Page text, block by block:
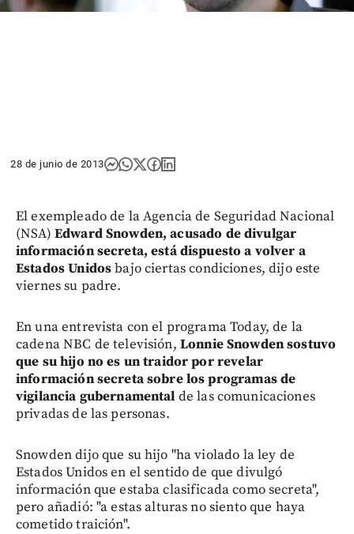
28 de junio de 2013
El exempleado de la Agencia de Seguridad Nacional
(NSA) Edward Snowden, acusado de divulgar
información secreta, está dispuesto a volver a
Estados Unidosbajo ciertas condiciones, dijo este
viernes su padre.
En una entrevista con el programa Today, de la
cadena NBC de televisión, Lonnie Snowden sostuvo
que su hijo no es un traidor por revelar
información secreta sobre los programas de
vigilancia gubernamental de las comunicaciones
privadas de las personas.
Snowden dijo que su hijo "ha violado la ley de
Estados Unidos en el sentido de que divulgó
información que estaba clasificada como secreta",
pero añadió: "a estas alturas no siento que haya
cometido traición".